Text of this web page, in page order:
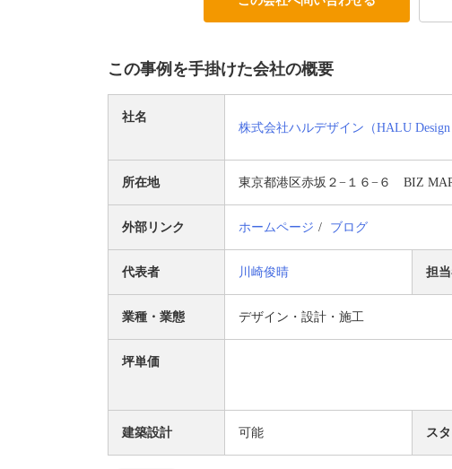
この事例を手掛けた会社の概要
社名
株式会社ハルデザイン（HALU Design
所在地 東京都港区赤坂２−１６−６ BIZ
外部リンク ホームページ ブログ
代表者 川崎俊晴 担
業種・業態 デザイン・設計・施工
坪単価
建築設計 可能 ス